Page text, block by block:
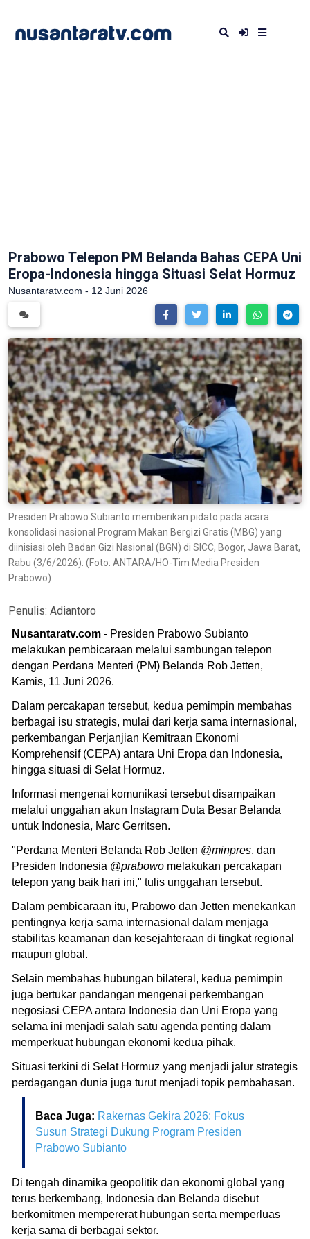
Prabowo Telepon PM Belanda Bahas CEPA Uni
Eropa-Indonesia hingga Situasi Selat Hormuz
Nusantaratv.com - 12 Juni 2026
Presiden Prabowo Subianto memberikan pidato pada acara
konsolidasi nasional Program Makan Bergizi Gratis (MBG) yang
diinisiasi oleh Badan Gizi Nasional (BGN) di SICC, Bogor, Jawa Barat,
Rabu (3/6/2026). (Foto: ANTARA/HO-Tim Media Presiden
Prabowo)
Penulis: Adiantoro
Nusantaratv.com - Presiden Prabowo Subianto
melakukan pembicaraan melalui sambungan telepon
dengan Perdana Menteri (PM) Belanda Rob Jetten,
Kamis, 11 Juni 2026.
Dalam percakapan tersebut, kedua pemimpin membahas
berbagai isu strategis, mulai dari kerja sama internasional,
perkembangan Perjanjian Kemitraan Ekonomi
Komprehensif (CEPA) antara Uni Eropa dan Indonesia,
hingga situasi di Selat Hormuz.
Informasi mengenai komunikasi tersebut disampaikan
melalui unggahan akun Instagram Duta Besar Belanda
untuk Indonesia, Marc Gerritsen.
"Perdana Menteri Belanda Rob Jetten @minpres, dan
Presiden Indonesia @prabowo melakukan percakapan
telepon yang baik hari ini," tulis unggahan tersebut.
Dalam pembicaraan itu, Prabowo dan Jetten menekankan
pentingnya kerja sama internasional dalam menjaga
stabilitas keamanan dan kesejahteraan di tingkat regional
maupun global.
Selain membahas hubungan bilateral, kedua pemimpin
juga bertukar pandangan mengenai perkembangan
negosiasi CEPA antara Indonesia dan Uni Eropa yang
selama ini menjadi salah satu agenda penting dalam
memperkuat hubungan ekonomi kedua pihak.
Situasi terkini di Selat Hormuz yang menjadi jalur strategis
perdagangan dunia juga turut menjadi topik pembahasan.
Baca Juga: Rakernas Gekira 2026: Fokus
Susun Strategi Dukung Program Presiden
Prabowo Subianto
Di tengah dinamika geopolitik dan ekonomi global yang
terus berkembang, Indonesia dan Belanda disebut
berkomitmen mempererat hubungan serta memperluas
kerja sama di berbagai sektor.